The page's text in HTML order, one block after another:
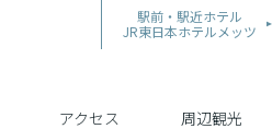
駅前・駅近ホテル
JR東日本ホテルメッツ
アクセス 周辺観光